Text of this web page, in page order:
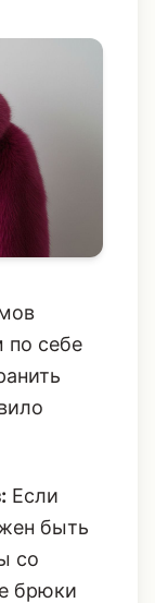
по себе
Если
быть
со
брюки